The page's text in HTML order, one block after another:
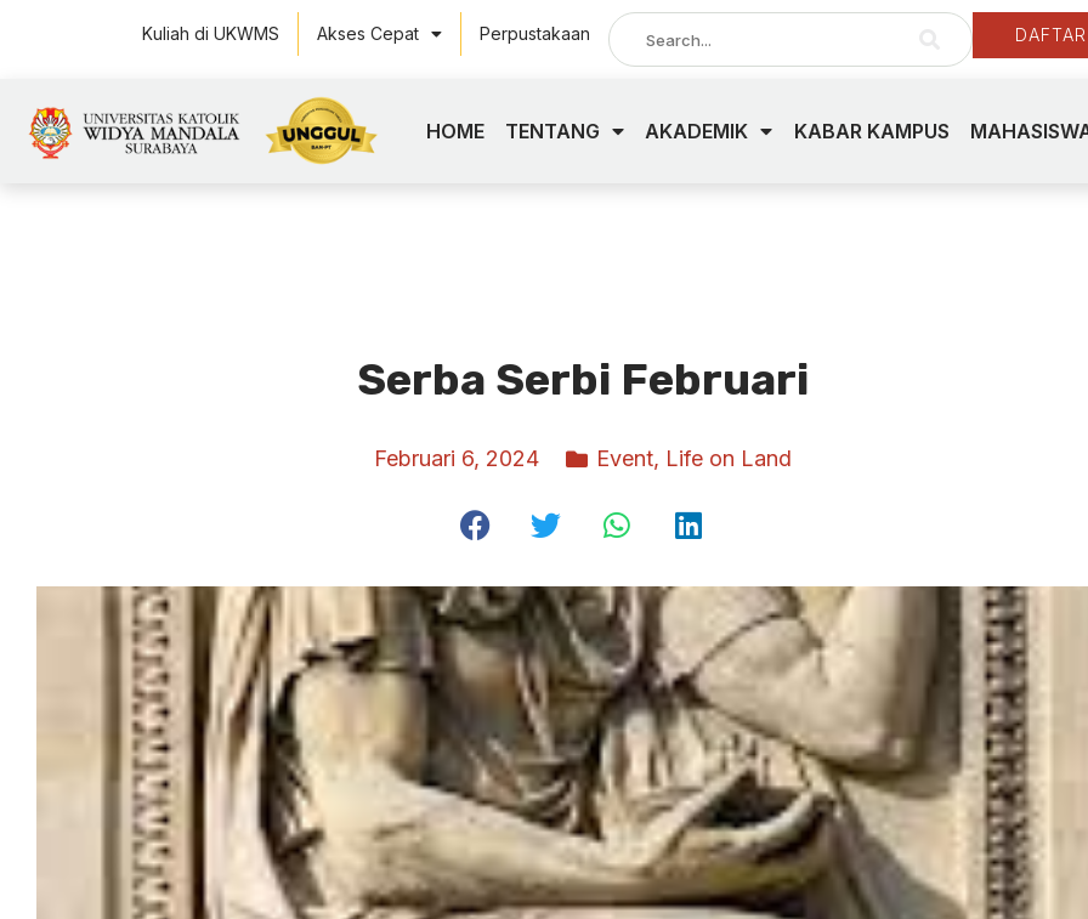
Kuliah di UKWMS Akses Cepat Perpustakaan
HOME TENTANG AKADEMIK KABAR KAMPUS
Serba Serbi Februari
Februari 6, 2024 Event, Life on Land